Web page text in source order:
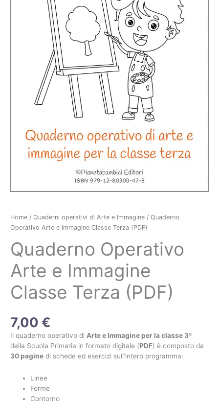
Home /Quaderni operativi di Arte e Immagine / Quaderno
Operativo Arte e Immagine Classe Terza (PDF)
Quaderno Operativo
Arte e Immagine
Classe Terza (PDF)
7,00 €
Il quaderno operativo di Arte e Immagine per la classe 3ª
della Scuola Primaria in formato digitale (PDF) è composto da
30 pagine di schede ed esercizi sull’intero programma:
Linee
Forme
Contorno
Quaderno
Operativo
e
Immagine
Classe
Terza
(PDF)
quantità